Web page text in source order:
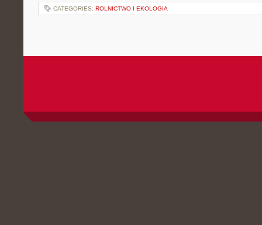
CATEGORIES: ROLNICTWO I EKOLOGIA